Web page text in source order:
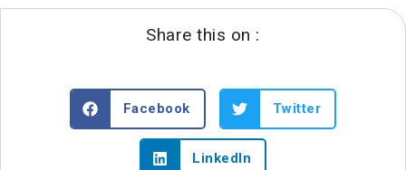
Share this on :
Facebook Twitter
LinkedIn